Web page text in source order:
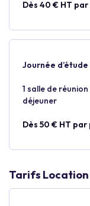
Dès 40 € HT
Journée d’étude
1 salle de
déjeuner
Dès 50 € HT par
Tarifs Location